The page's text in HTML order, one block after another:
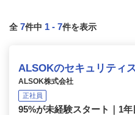
全 7件中 1 - 7件を表示
ALSOKのセキュリティ
ALSOK株式会社
正社員
95%が未経験スタート｜1